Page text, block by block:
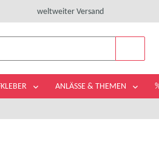
weltweiter Versand
ANLÄSSE & THEMEN